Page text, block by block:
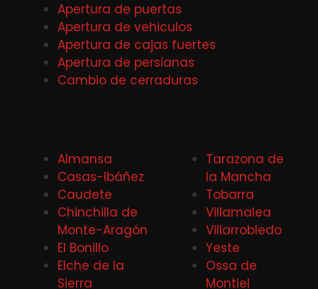
Apertura de puertas
Apertura de vehiculos
Apertura de cajas fuertes
Apertura de persianas
Cambio de cerraduras
Almansa
Casas-Ibáñez
Caudete
Chinchilla de
Monte-Aragón
El Bonillo
Elche de la
Sierra
Tarazona de
la Mancha
Tobarra
Villamalea
Villarrobledo
Yeste
Ossa de
Montiel